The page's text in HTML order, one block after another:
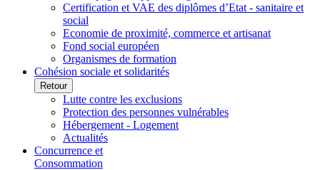
Certification et VAE des diplômes d’Etat - sanitaire et
social
Economie de proximité, commerce et artisanat
Fond social européen
Organismes de formation
Cohésion sociale et solidarités
Retour
Lutte contre les exclusions
Protection des personnes vulnérables
Hébergement - Logement
Actualités
Concurrence et
Consommation